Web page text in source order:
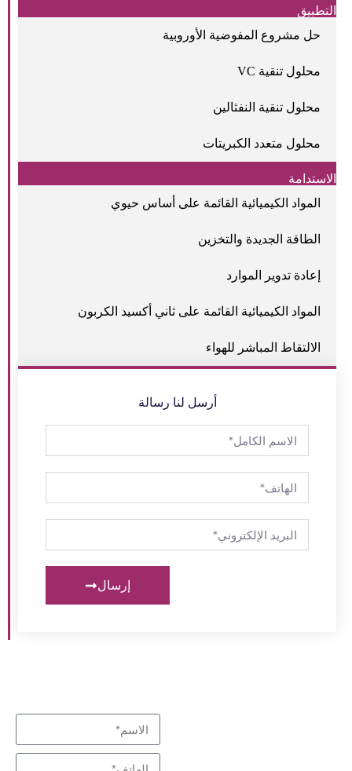
التطبيق
حل مشروع المفوضية الأوروبية
محلول تنقية VC
محلول تنقية النفثالين
محلول متعدد الكبريتات
الاستدامة
المواد الكيميائية القائمة على أساس حيوي
الطاقة الجديدة والتخزين
إعادة تدوير الموارد
المواد الكيميائية القائمة على ثاني أكسيد الكربون
الالتقاط المباشر للهواء
أرسل لنا رسالة
إرسال